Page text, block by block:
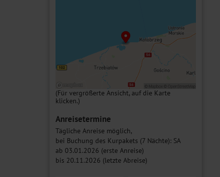
(Für vergrößerte Ansicht, auf die Karte
klicken.)
Anreisetermine
Tägliche Anreise möglich,
bei Buchung des Kurpakets (7 Nächte): SA
ab 03.01.2026 (erste Anreise)
bis 20.11.2026 (letzte Abreise)